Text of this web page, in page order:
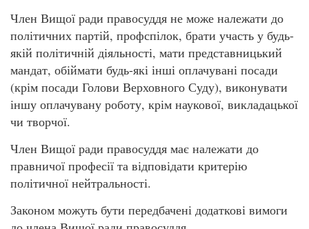
Член Вищої ради правосуддя не може належати до
політичних партій, профспілок, брати участь у будь-
якій політичній діяльності, мати представницький
мандат, обіймати будь-які інші оплачувані посади
(крім посади Голови Верховного Суду), виконувати
іншу оплачувану роботу, крім наукової, викладацької
чи творчої.
Член Вищої ради правосуддя має належати до
правничої професії та відповідати критерію
політичної нейтральності.
Законом можуть бути передбачені додаткові вимоги